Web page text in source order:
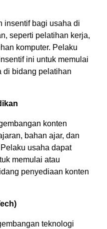
insentif bagi usaha di
seperti pelatihan kerja,
komputer. Pelaku
ini untuk memulai
di bidang pelatihan
konten
bahan ajar, dan
usaha dapat
memulai atau
penyediaan konten
teknologi